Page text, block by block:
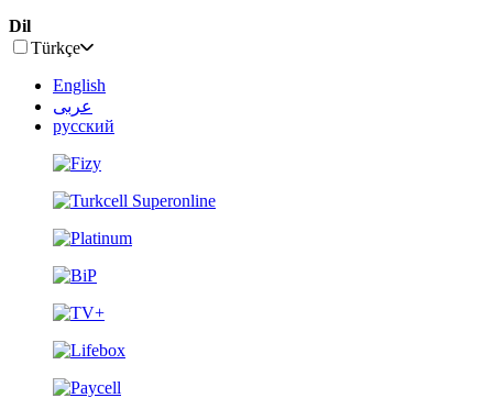
Dil
Türkçe
English
عربى
русский